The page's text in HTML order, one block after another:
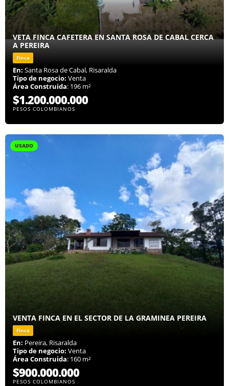
VETA FINCA CAFETERA EN SANTA ROSA DE CABAL CERCA
A PEREIRA
Finca
En: Santa Rosa de Cabal, Risaralda
Tipo de negocio: Venta
Área Construida: 196 m²
$1.200.000.000
PESOS COLOMBIANOS
USADO
VENTA FINCA EN EL SECTOR DE LA GRAMINEA PEREIRA
Finca
En: Pereira, Risaralda
Tipo de negocio: Venta
Área Construida: 160 m²
$900.000.000
PESOS COLOMBIANOS